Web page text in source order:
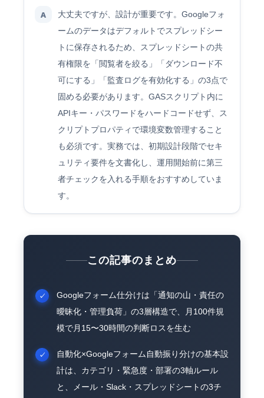
A
大丈夫ですが、設計が重要です。Googleフォ
ームのデータはデフォルトでスプレッドシー
トに保存されるため、スプレッドシートの共
有権限を「閲覧者を絞る」「ダウンロード不
可にする」「監査ログを有効化する」の3点で
固める必要があります。GASスクリプト内に
APIキー・パスワードをハードコードせず、ス
クリプトプロパティで環境変数管理すること
も必須です。実務では、初期設計段階でセキ
ュリティ要件を文書化し、運用開始前に第三
者チェックを入れる手順をおすすめしていま
す。
この記事のまとめ
Googleフォーム仕分けは「通知の山・責任の
曖昧化・管理負荷」の3層構造で、月100件規
模で月15〜30時間の判断ロスを生む
自動化×Googleフォーム自動振り分けの基本設
計は、カテゴリ・緊急度・部署の3軸ルール
と、メール・Slack・スプレッドシートの3チ